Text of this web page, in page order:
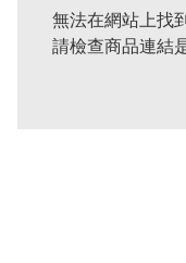
無法在網站上找
請檢查商品連結